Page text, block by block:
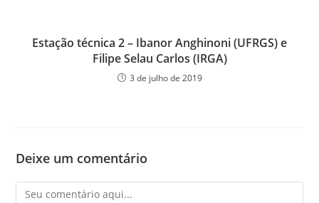
Estação técnica 2 – Ibanor Anghinoni (UFRGS) e
Filipe Selau Carlos (IRGA)
3 de julho de 2019
Deixe um comentário